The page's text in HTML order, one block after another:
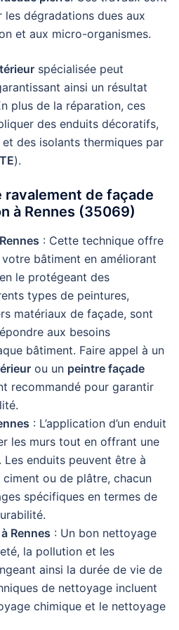
dégradations dues aux
et aux micro-organismes.
spécialisée peut
ainsi un résultat
plus de la réparation, ces
des enduits décoratifs,
des isolants thermiques par
).
ravalement de façade
à Rennes (35069)
: Cette technique offre
bâtiment en améliorant
le protégeant des
types de peintures,
matériaux de façade, sont
aux besoins
bâtiment. Faire appel à un
ou un peintre façade
recommandé pour garantir
: L’application d’un enduit
les murs tout en offrant une
enduits peuvent être à
ciment ou de plâtre, chacun
spécifiques en termes de
Rennes : Un bon nettoyage
la pollution et les
ainsi la durée de vie de
de nettoyage incluent
chimique et le nettoyage